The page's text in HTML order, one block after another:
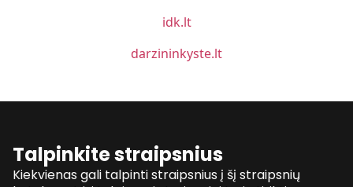
idk.lt
darzininkyste.lt
Talpinkite straipsnius
Kiekvienas gali talpinti straipsnius į šį straipsnių